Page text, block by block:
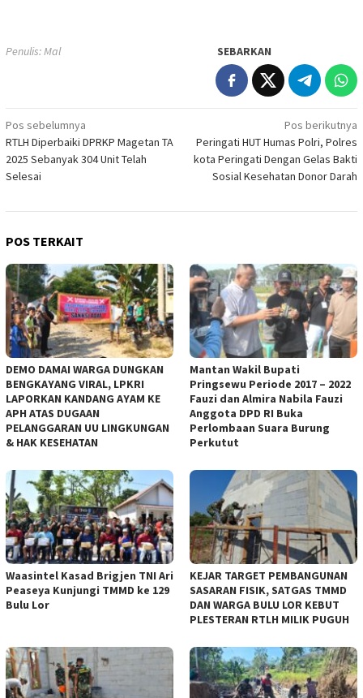
Penulis: Mal SEBARKAN
Navigasi
pos
Pos sebelumnya
RTLH Diperbaiki DPRKP Magetan TA
2025 Sebanyak 304 Unit Telah
Selesai
Pos berikutnya
Peringati HUT Humas Polri, Polres
kota Peringati Dengan Gelas Bakti
Sosial Kesehatan Donor Darah
POS TERKAIT
DEMO DAMAI WARGA DUNGKAN
BENGKAYANG VIRAL, LPKRI
LAPORKAN KANDANG AYAM KE
APH ATAS DUGAAN
PELANGGARAN UU LINGKUNGAN
& HAK KESEHATAN
Mantan Wakil Bupati
Pringsewu Periode 2017 – 2022
Fauzi dan Almira Nabila Fauzi
Anggota DPD RI Buka
Perlombaan Suara Burung
Perkutut
Waasintel Kasad Brigjen TNI Ari
Peaseya Kunjungi TMMD ke 129
Bulu Lor
KEJAR TARGET PEMBANGUNAN
SASARAN FISIK, SATGAS TMMD
DAN WARGA BULU LOR KEBUT
PLESTERAN RTLH MILIK PUGUH